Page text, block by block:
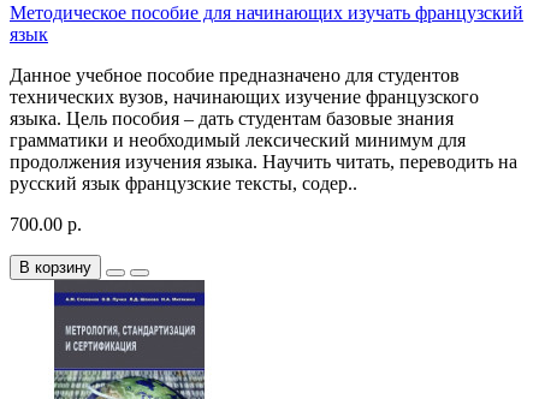
Методическое пособие для начинающих изучать французский
язык
Данное учебное пособие предназначено для студентов
технических вузов, начинающих изучение французского
языка. Цель пособия – дать студентам базовые знания
грамматики и необходимый лексический минимум для
продолжения изучения языка. Научить читать, переводить на
русский язык французские тексты, содер..
700.00 р.
В корзину